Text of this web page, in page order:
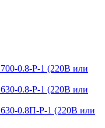
0.8-Р-1 (220В или
0.8-Р-1 (220В или
0.8П-Р-1 (220В или